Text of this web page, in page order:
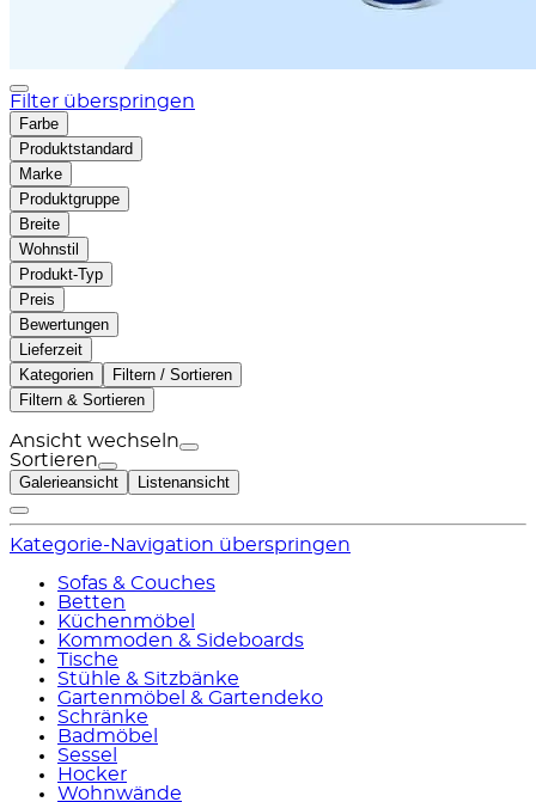
Filter überspringen
Farbe
Produktstandard
Marke
Produktgruppe
Breite
Wohnstil
Produkt-Typ
Preis
Bewertungen
Lieferzeit
Kategorien
Filtern / Sortieren
Filtern & Sortieren
Ansicht wechseln
Sortieren
Galerieansicht Listenansicht
Kategorie-Navigation überspringen
Sofas & Couches
Betten
Küchenmöbel
Kommoden & Sideboards
Tische
Stühle & Sitzbänke
Gartenmöbel & Gartendeko
Schränke
Badmöbel
Sessel
Hocker
Wohnwände